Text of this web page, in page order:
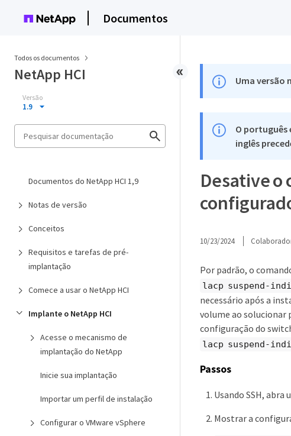
Documentos
Todos os documentos
NetApp HCI
Versão
1.9
Documentos do NetApp HCI 1,9
Notas de versão
Conceitos
Requisitos e tarefas de pré-
implantação
Comece a usar o NetApp HCI
Implante o NetApp HCI
Acesse o mecanismo de
implantação do NetApp
Inicie sua implantação
Importar um perfil de instalação
Configurar o VMware vSphere
Uma versão
O
inglês
Desative
10/23/2024
Por padrão, o
lacp suspend-
necessário após a
volume ao solucionar
configuração do
lacp suspend-
Passos
Usando SSH, abra
Mostrar a